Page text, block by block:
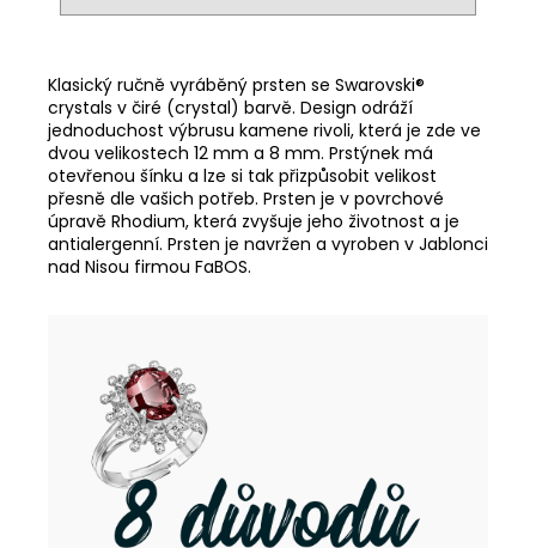
Klasický ručně vyráběný prsten se Swarovski®
crystals v čiré (crystal) barvě. Design odráží
jednoduchost výbrusu kamene rivoli, která je zde ve
dvou velikostech 12 mm a 8 mm. Prstýnek má
otevřenou šínku a lze si tak přizpůsobit velikost
přesně dle vašich potřeb. Prsten je v povrchové
úpravě Rhodium, která zvyšuje jeho životnost a je
antialergenní. Prsten je navržen a vyroben v Jablonci
nad Nisou firmou FaBOS.